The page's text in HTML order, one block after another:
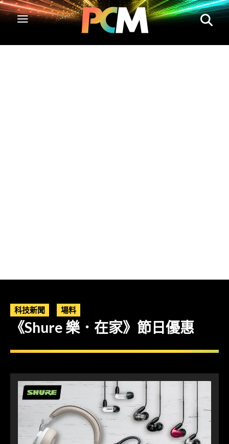
科技新聞 場料
《Shure 樂．在家》節日優惠